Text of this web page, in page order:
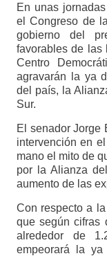
En unas
el Congreso de
gobierno del
favorables de las
Centro
agravarán la ya
del país, la
Sur.
El senador Jorge
intervención en
mano el mito de
por la Alianza
aumento de las
Con respecto a
que según cifras
alrededor de
empeorará la ya